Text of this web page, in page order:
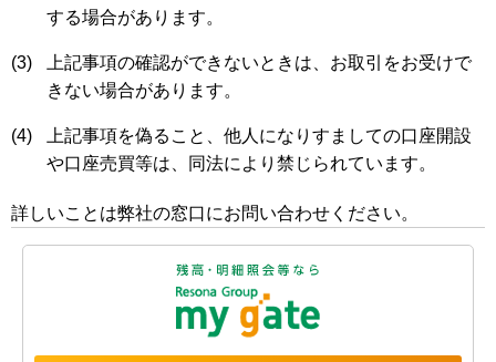
する場合があります。
(3)
上記事項の確認ができないときは、お取引をお受けで
きない場合があります。
(4)
上記事項を偽ること、他人になりすましての口座開設
や口座売買等は、同法により禁じられています。
詳しいことは弊社の窓口にお問い合わせください。